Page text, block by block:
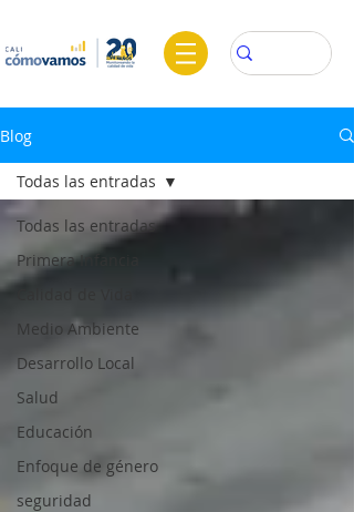
Blog
Todas las entradas
Primera Infancia
Medio Ambiente
Desarrollo Local
Salud
Educación
Enfoque de género
seguridad
Todas las entradas